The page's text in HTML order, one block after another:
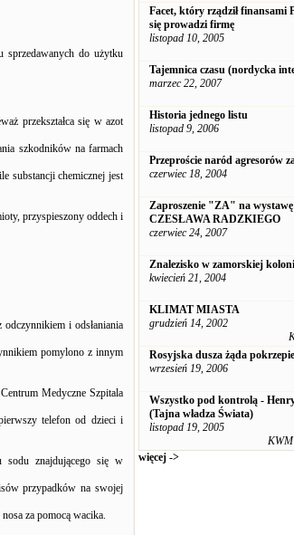
sprzedawanych do użytku
przekształca się w azot
szkodników na farmach
substancji chemicznej jest
przyspieszony oddech i
i odsłaniania
pomylono z innym
Medyczne Szpitala
telefon od dzieci i
sodu znajdującego się w
przypadków na swojej
za pomocą wacika.
Facet, który rządził finansami
się prowadzi firmę
listopad 10, 2005
Tajemnica czasu (nordycka
marzec 22, 2007
Historia jednego listu
listopad 9, 2006
Przeproście naród agresorów
czerwiec 18, 2004
Zaproszenie "ZA" na
CZESŁAWA RADZKIEGO
czerwiec 24, 2007
Znalezisko w zamorskiej
kwiecień 21, 2004
KLIMAT MIASTA
grudzień 14, 2002
Rosyjska dusza żąda
wrzesień 19, 2006
Wszystko pod kontrolą -
(Tajna władza Świata)
listopad 19, 2005
więcej ->